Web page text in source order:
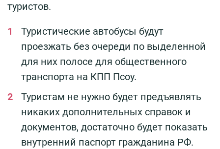
туристов.
Туристические автобусы будут
проезжать без очереди по выделенной
для них полосе для общественного
транспорта на КПП Псоу.
Туристам не нужно будет предъявлять
никаких дополнительных справок и
документов, достаточно будет показать
внутренний паспорт гражданина РФ.